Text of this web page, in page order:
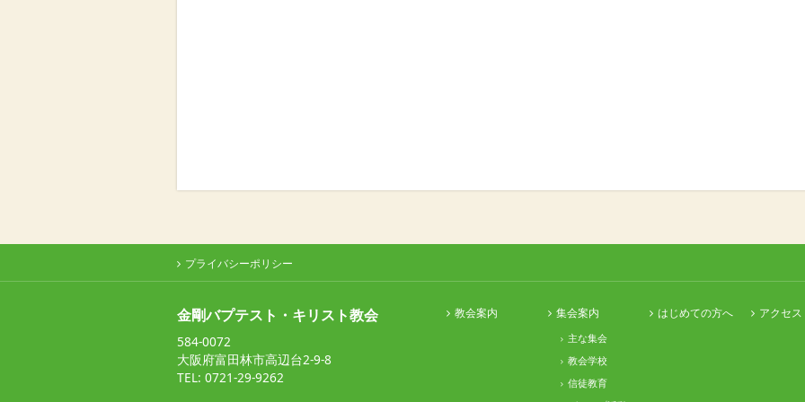
プライバシーポリシー
金剛バプテスト・キリスト教会
584-0072
大阪府富田林市高辺台2-9-8
TEL: 0721-29-9262
教会案内 集会案内
主な集会
教会学校
信徒教育
はじめての方へ アクセス